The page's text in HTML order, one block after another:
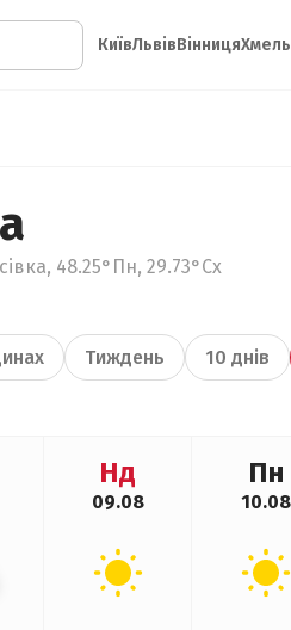
КиївЛьвівВінниця
48.25°Пн, 29.73°Сх
Тиждень 10 днів
Нд
09.08
Пн
10.08